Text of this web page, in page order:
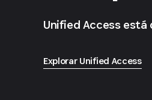
Unified Access
Explorar Unified Access